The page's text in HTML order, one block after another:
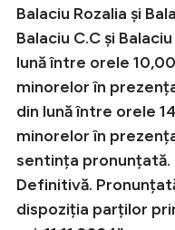
Balaciu Rozalia şi
Balaciu C.C şi
lună între orele
minorelor în
din lună între orele
minorelor în
sentința pronunțată.
Definitivă.
dispoziția parților